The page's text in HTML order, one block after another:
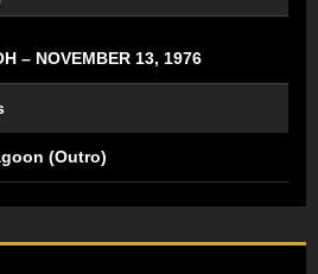
– NOVEMBER 13, 1976
(Outro)